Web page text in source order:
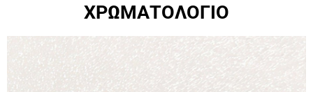
ΧΡΩΜΑΤΟΛΟΓΙΟ